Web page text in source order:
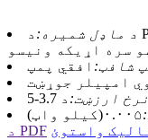
د ماډل شمیره: د PYRP280-XA لپاره تفتیش وسپارئ،
شافټ: افقي پمپ
امپیلر جوړښت
ارزښت:
۰.۰۰۵(کیلو واټ)
د PDF واستوئ